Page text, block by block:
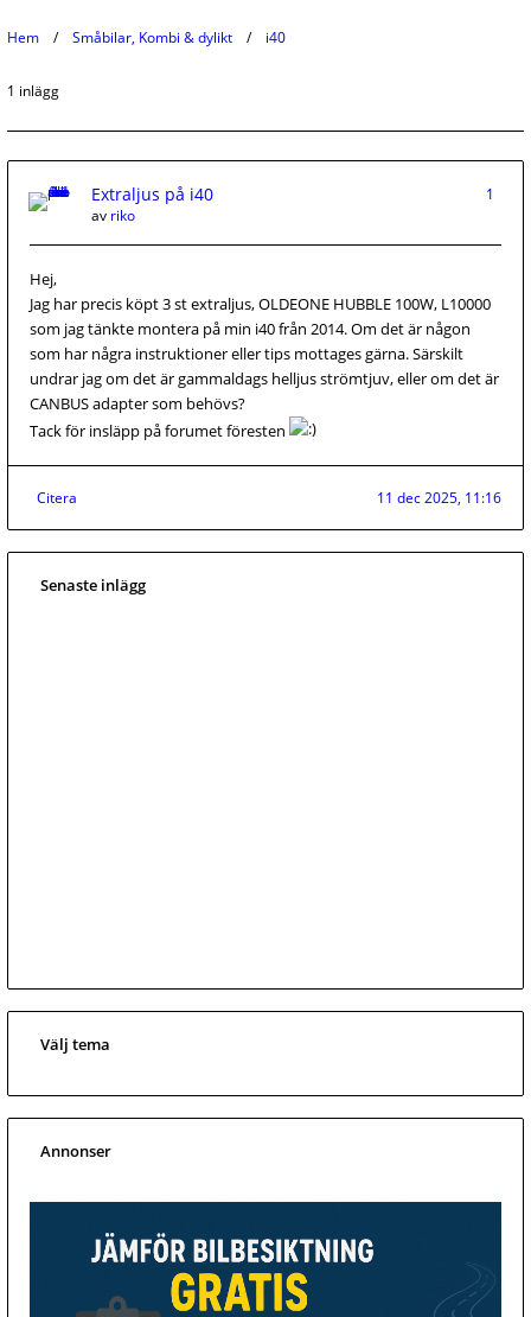
Hem Småbilar, Kombi & dylikt i40
1 inlägg
Extraljus på i40
1
av riko
Hej,
Jag har precis köpt 3 st extraljus, OLDEONE HUBBLE 100W, L10000
som jag tänkte montera på min i40 från 2014. Om det är någon
som har några instruktioner eller tips mottages gärna. Särskilt
undrar jag om det är gammaldags helljus strömtjuv, eller om det är
CANBUS adapter som behövs?
Tack för insläpp på forumet föresten
Citera 11 dec 2025, 11:16
Senaste inlägg
Välj tema
Annonser